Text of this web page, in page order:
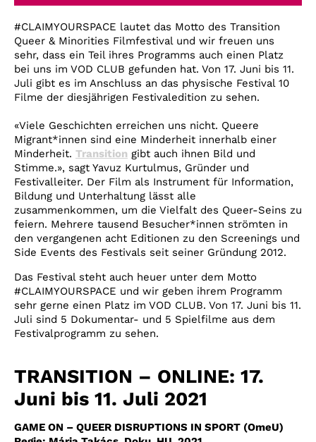
Account
Suche
#CLAIMYOURSPACE lautet das Motto des Transition
Queer & Minorities Filmfestival und wir freuen uns
sehr, dass ein Teil ihres Programms auch einen Platz
bei uns im VOD CLUB gefunden hat. Von 17. Juni bis 11.
Juli gibt es im Anschluss an das physische Festival 10
Filme der diesjährigen Festivaledition zu sehen.
«Viele Geschichten erreichen uns nicht. Queere
Migrant*innen sind eine Minderheit innerhalb einer
Minderheit. Transition gibt auch ihnen Bild und
Stimme.», sagt Yavuz Kurtulmus, Gründer und
Festivalleiter. Der Film als Instrument für Information,
Bildung und Unterhaltung lässt alle
zusammenkommen, um die Vielfalt des Queer-Seins zu
feiern. Mehrere tausend Besucher*innen strömten in
den vergangenen acht Editionen zu den Screenings und
Side Events des Festivals seit seiner Gründung 2012.
Das Festival steht auch heuer unter dem Motto
#CLAIMYOURSPACE und wir geben ihrem Programm
sehr gerne einen Platz im VOD CLUB. Von 17. Juni bis 11.
Juli sind 5 Dokumentar- und 5 Spielfilme aus dem
Festivalprogramm zu sehen.
TRANSITION – ONLINE: 17.
Juni bis 11. Juli 2021
GAME ON – QUEER DISRUPTIONS IN SPORT (OmeU)